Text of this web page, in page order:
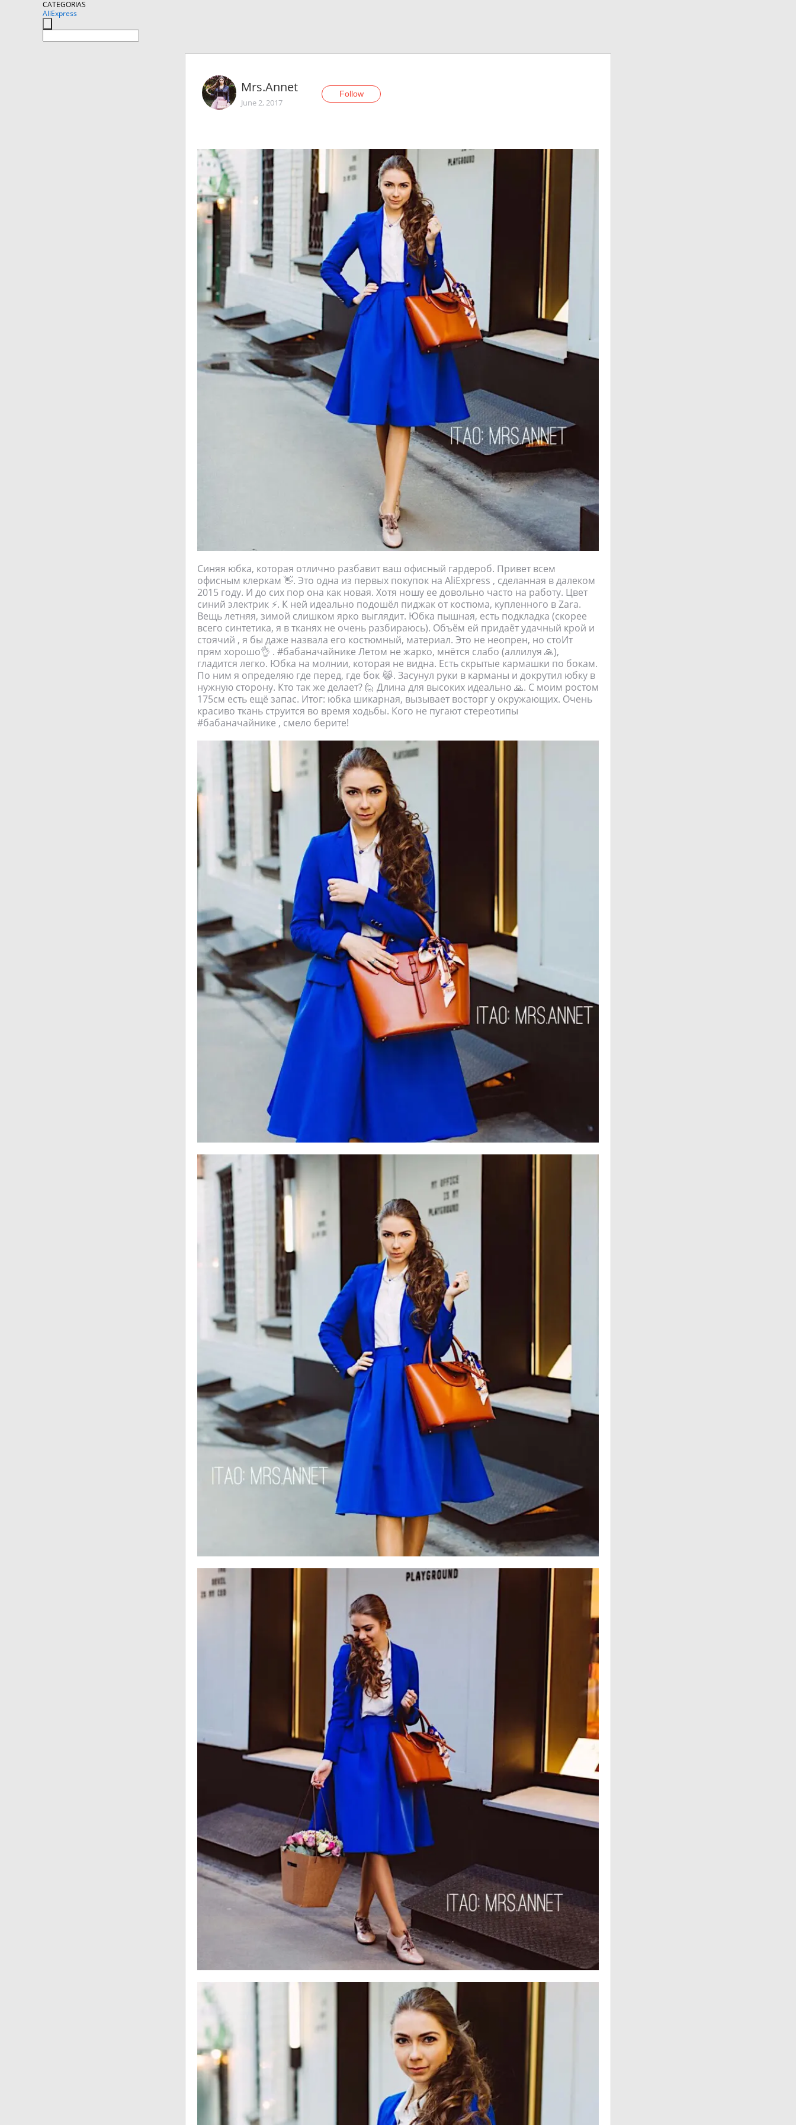
CATEGORIAS
AliExpress
Mrs.Annet
June 2, 2017
Follow
Синяя юбка, которая отлично разбавит ваш офисный гардероб. Привет всем
офисным клеркам 👋. Это одна из первых покупок на AliExpress , сделанная в далеком
2015 году. И до сих пор она как новая. Хотя ношу ее довольно часто на работу. Цвет
синий электрик ⚡️. К ней идеально подошёл пиджак от костюма, купленного в Zara.
Вещь летняя, зимой слишком ярко выглядит. Юбка пышная, есть подкладка (скорее
всего синтетика, я в тканях не очень разбираюсь). Объём ей придаёт удачный крой и
стоячий , я бы даже назвала его костюмный, материал. Это не неопрен, но стоИт
прям хорошо👌 . #бабаначайнике Летом не жарко, мнётся слабо (аллилуя 🙏),
гладится легко. Юбка на молнии, которая не видна. Есть скрытые кармашки по бокам.
По ним я определяю где перед, где бок 😹. Засунул руки в карманы и докрутил юбку в
нужную сторону. Кто так же делает? 🙋 Длина для высоких идеально 🙏. С моим ростом
175см есть ещё запас. Итог: юбка шикарная, вызывает восторг у окружающих. Очень
красиво ткань струится во время ходьбы. Кого не пугают стереотипы
#бабаначайнике , смело берите!